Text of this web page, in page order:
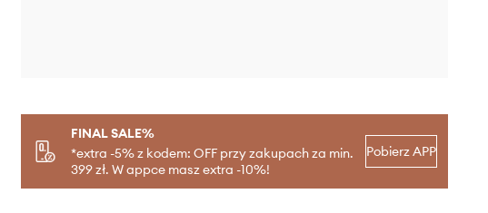
FINAL SALE%
*extra -5% z kodem: OFF przy zakupach za min.
399 zł. W appce masz extra -10%!
Pobierz APP